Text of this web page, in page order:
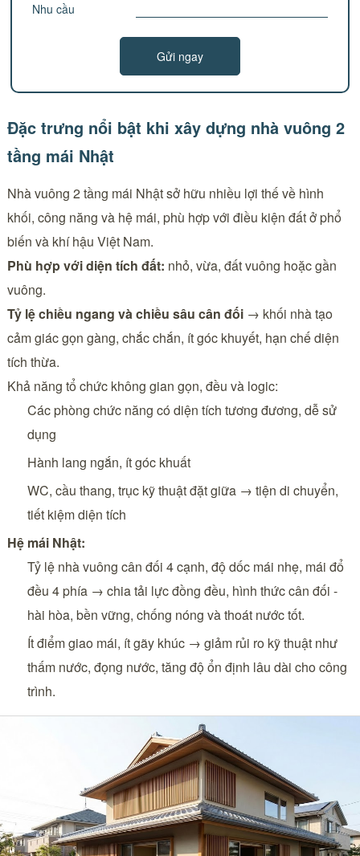
Nhu cầu
Đặc trưng nổi bật khi xây dựng nhà vuông 2
tầng mái Nhật
Nhà vuông 2 tầng mái Nhật sở hữu nhiều lợi thế về hình
khối, công năng và hệ mái, phù hợp với điều kiện đất ở phổ
biến và khí hậu Việt Nam.
Phù hợp với diện tích đất: nhỏ, vừa, đất vuông hoặc gần
vuông.
Tỷ lệ chiều ngang và chiều sâu cân đối→ khối nhà tạo
cảm giác gọn gàng, chắc chắn, ít góc khuyết, hạn chế diện
tích thừa.
Khả năng tổ chức không gian gọn, đều và logic:
Các phòng chức năng có diện tích tương đương, dễ sử
dụng
Hành lang ngắn, ít góc khuất
WC, cầu thang, trục kỹ thuật đặt giữa → tiện di chuyển,
tiết kiệm diện tích
Hệ mái Nhật:
Tỷ lệ nhà vuông cân đối 4 cạnh, độ dốc mái nhẹ, mái đổ
đều 4 phía → chia tải lực đồng đều, hình thức cân đối -
hài hòa, bền vững, chống nóng và thoát nước tốt.
Ít điểm giao mái, ít gãy khúc → giảm rủi ro kỹ thuật như
thấm nước, đọng nước, tăng độ ổn định lâu dài cho công
trình.